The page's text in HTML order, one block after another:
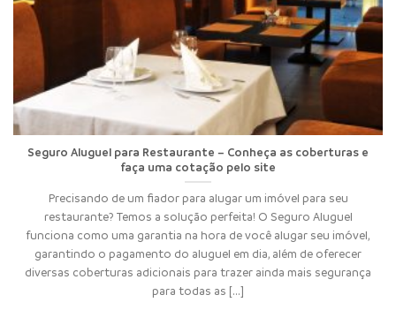
Seguro Aluguel para Restaurante – Conheça as coberturas e
faça uma cotação pelo site
Precisando de um fiador para alugar um imóvel para seu
restaurante? Temos a solução perfeita! O Seguro Aluguel
funciona como uma garantia na hora de você alugar seu imóvel,
garantindo o pagamento do aluguel em dia, além de oferecer
diversas coberturas adicionais para trazer ainda mais segurança
para todas as [...]